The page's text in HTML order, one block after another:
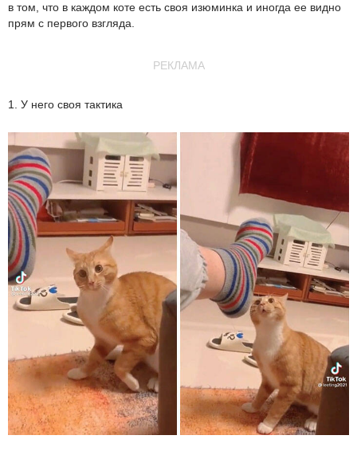
в том, что в каждом коте есть своя изюминка и иногда ее видно
прям с первого взгляда.
РЕКЛАМА
1. У него своя тактика